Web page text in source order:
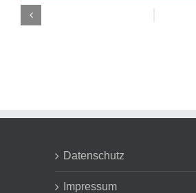
Datenschutz
Impressum